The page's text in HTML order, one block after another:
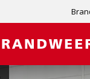
Brandweer